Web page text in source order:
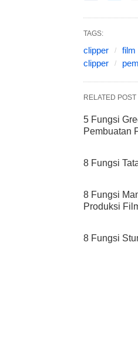
TAGS:
clipper film
clipper
RELATED POST
5 Fungsi
Pembuatan
8 Fungsi
8 Fungsi
Produksi
8 Fungsi